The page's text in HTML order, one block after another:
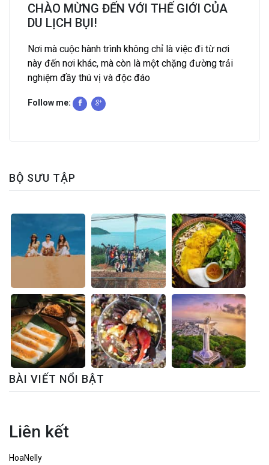
CHÀO MỪNG ĐẾN VỚI THẾ GIỚI CỦA
DU LỊCH BỤI!
Nơi mà cuộc hành trình không chỉ là việc đi từ nơi
này đến nơi khác, mà còn là một chặng đường trải
nghiệm đầy thú vị và độc đáo
Follow me:
BỘ SƯU TẬP
BÀI VIẾT NỔI BẬT
Liên kết
HoaNelly